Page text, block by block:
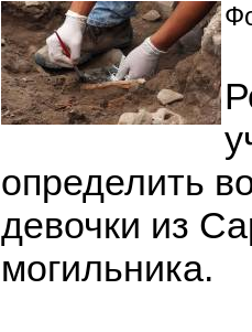
определить
девочки из
могильника.